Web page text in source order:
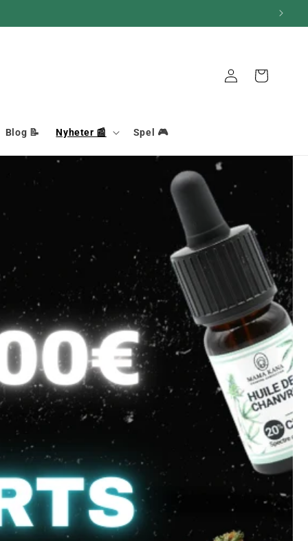
Blog 📝 Nyheter 📰 Spel 🎮
AnslutningKorg